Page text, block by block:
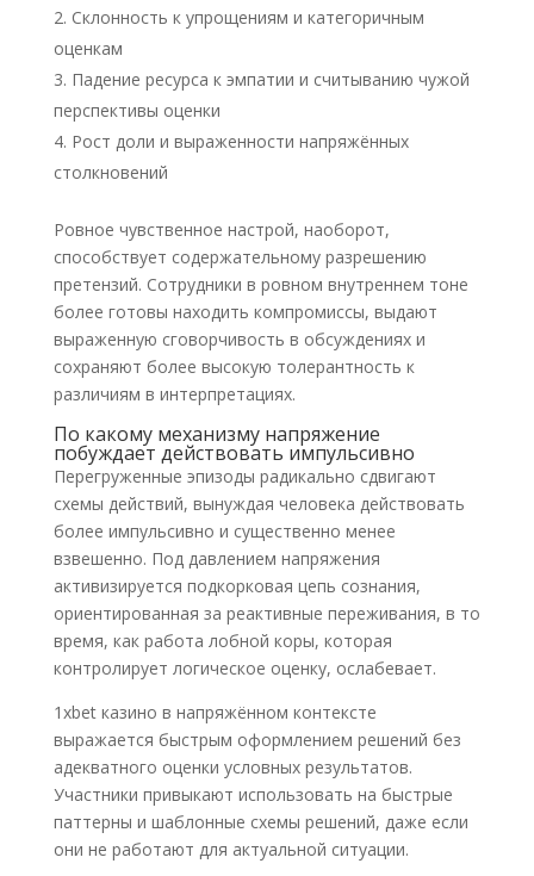
Склонность к упрощениям и категоричным
оценкам
Падение ресурса к эмпатии и считыванию чужой
перспективы оценки
Рост доли и выраженности напряжённых
столкновений
Ровное чувственное настрой, наоборот,
способствует содержательному разрешению
претензий. Сотрудники в ровном внутреннем тоне
более готовы находить компромиссы, выдают
выраженную сговорчивость в обсуждениях и
сохраняют более высокую толерантность к
различиям в интерпретациях.
По какому механизму напряжение
побуждает действовать импульсивно
Перегруженные эпизоды радикально сдвигают
схемы действий, вынуждая человека действовать
более импульсивно и существенно менее
взвешенно. Под давлением напряжения
активизируется подкорковая цепь сознания,
ориентированная за реактивные переживания, в то
время, как работа лобной коры, которая
контролирует логическое оценку, ослабевает.
1xbet казино в напряжённом контексте
выражается быстрым оформлением решений без
адекватного оценки условных результатов.
Участники привыкают использовать на быстрые
паттерны и шаблонные схемы решений, даже если
они не работают для актуальной ситуации.